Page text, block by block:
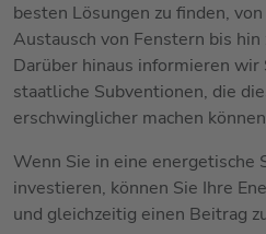
besten Lösungen zu finden,
Austausch von Fenstern bis
Darüber hinaus informieren wir
staatliche Subventionen, die
erschwinglicher machen
Wenn Sie in eine energetische
investieren, können Sie Ihre
und gleichzeitig einen Beitrag